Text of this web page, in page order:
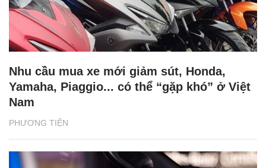
PHƯƠNG TIỆN
Nhu cầu mua xe mới giảm sút, Honda,
Yamaha, Piaggio... có thể “gặp khó” ở Việt
Nam